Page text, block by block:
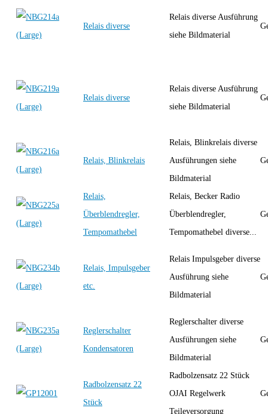
Relais diverse
Relais diverse Ausführung
siehe Bildmaterial
Relais diverse
Relais diverse Ausführung
siehe Bildmaterial
Relais, Blinkrelais
Relais, Blinkrelais diverse
Ausführungen siehe
Bildmaterial
Relais,
Überblendregler,
Tempomathebel
Relais, Becker Radio
Überblendregler,
Tempomathebel diverse...
Relais, Impulsgeber
etc.
Relais Impulsgeber diverse
Ausführung siehe
Bildmaterial
Reglerschalter
Kondensatoren
Reglerschalter diverse
Ausführungen siehe
Bildmaterial
Radbolzensatz 22
Stück
Radbolzensatz 22 Stück
OJAI Regelwerk
Teileversorgung